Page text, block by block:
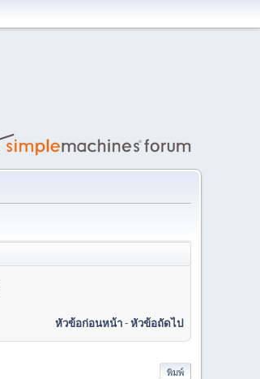
หัวข้อก่อนหน้า-หัวข้อถัดไป
พิมพ์